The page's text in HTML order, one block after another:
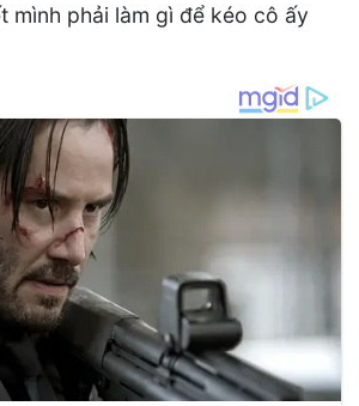
mình phải làm gì để kéo cô ấy